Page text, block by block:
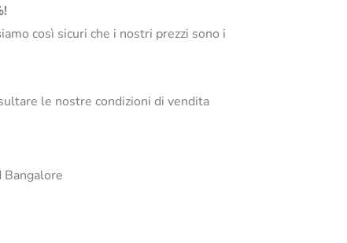
iamo così sicuri che i nostri prezzi sono i
le nostre condizioni di vendita
Bangalore